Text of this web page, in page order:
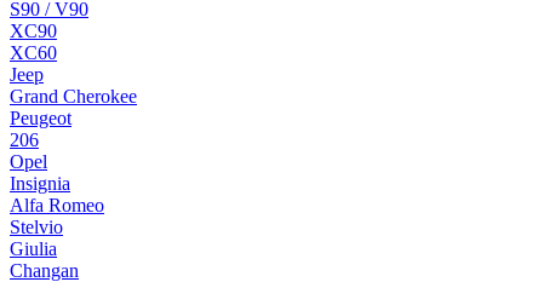
S90 / V90
XC90
XC60
Jeep
Grand Cherokee
Peugeot
206
Opel
Insignia
Alfa Romeo
Stelvio
Giulia
Changan